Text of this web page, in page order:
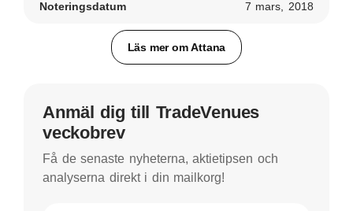
Noteringsdatum
7 mars, 2018
Läs mer om Attana
Anmäl dig till TradeVenues
veckobrev
Få de senaste nyheterna, aktietipsen och
analyserna direkt i din mailkorg!